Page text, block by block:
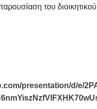
του
presentation/d/e/